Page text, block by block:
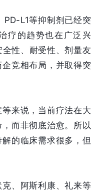
PD-L1等抑制剂已经突
疗的趋势也在广泛兴
性、耐受性、剂量友
竞相布局，并取得突
来说，当前疗法在大
而非彻底治愈。所以
的临床需求很多，但
、阿斯利康、礼来等